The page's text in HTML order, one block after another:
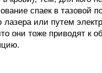
спаек в тазовой
или путем
они тоже приводят к